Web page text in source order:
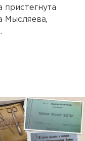
пристегнута
Мысляева,